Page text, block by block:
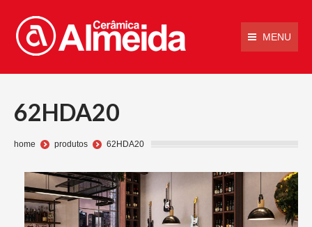
MENU
62HDA20
Você está aqui:
home produtos 62HDA20